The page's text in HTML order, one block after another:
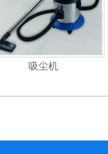
电动高压清洗机